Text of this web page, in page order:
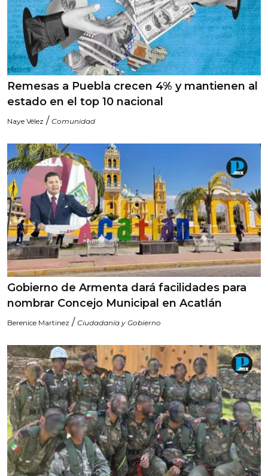
Remesas a Puebla crecen 4% y mantienen al
estado en el top 10 nacional
Naye Vélez / Comunidad
Gobierno de Armenta dará facilidades para
nombrar Concejo Municipal en Acatlán
Berenice Martinez / Ciudadanía y Gobierno